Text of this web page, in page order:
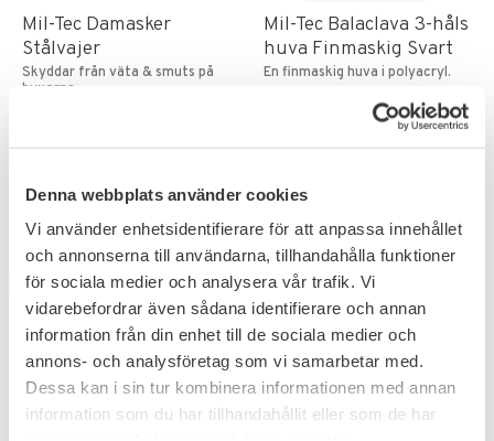
Denna webbplats använder cookies
Vi använder enhetsidentifierare för att anpassa innehållet
och annonserna till användarna, tillhandahålla funktioner
för sociala medier och analysera vår trafik. Vi
vidarebefordrar även sådana identifierare och annan
information från din enhet till de sociala medier och
annons- och analysföretag som vi samarbetar med.
Dessa kan i sin tur kombinera informationen med annan
information som du har tillhandahållit eller som de har
Mil-Tec Damasker
Stålvajer
Skyddar från väta & smuts på
byxorna.
Mil-Tec Balaclava 3-håls
huva Finmaskig Svart
En finmaskig huva i polyacryl.
119
FAVORIT